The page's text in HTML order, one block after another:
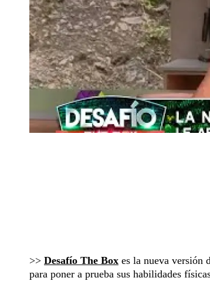
>> Desafío The Box es la nueva versión
para poner a prueba sus habilidades